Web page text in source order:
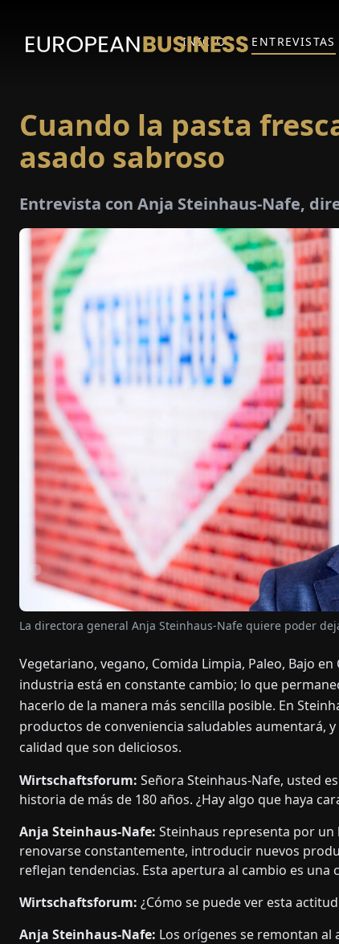
INICIO ENTREVISTAS
Cuando la pasta
asado sabroso
Entrevista con Anja Steinhaus-Nafe,
La directora general Anja Steinhaus-Nafe quiere poder
Vegetariano, vegano, Comida Limpia, Paleo, Bajo
industria está en constante cambio; lo que
hacerlo de la manera más sencilla posible. En
productos de conveniencia saludables aumentará,
calidad que son deliciosos.
Wirtschaftsforum: Señora Steinhaus-Nafe, usted
historia de más de 180 años. ¿Hay algo que haya
Anja Steinhaus-Nafe: Steinhaus representa por
renovarse constantemente, introducir nuevos
reflejan tendencias. Esta apertura al cambio es una
Wirtschaftsforum: ¿Cómo se puede ver esta
Anja Steinhaus-Nafe: Los orígenes se remontan al